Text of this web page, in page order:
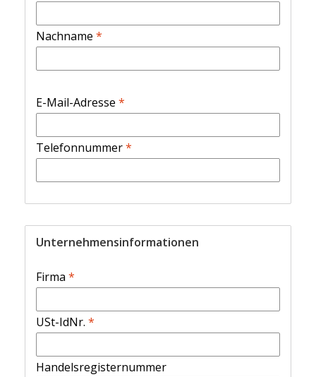
Nachname *
E-Mail-Adresse *
Telefonnummer*
Unternehmensinformationen
Firma *
USt-IdNr. *
Handelsregisternummer